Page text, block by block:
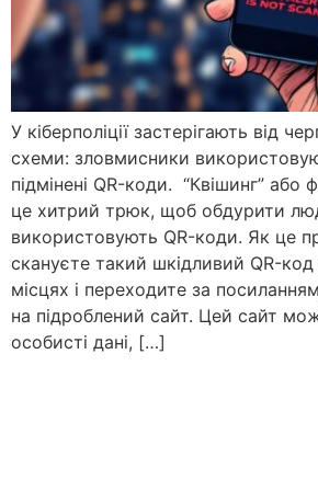
У кіберполіції застерігають від
схеми: зловмисники
підмінені QR-коди. “Квішинг” або
це хитрий трюк, щоб обдурити
використовують QR-коди. Як це
скануєте такий шкідливий QR-
місцях і переходите за
на підроблений сайт. Цей сайт
особисті дані, […]